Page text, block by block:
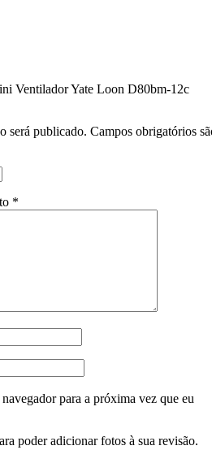
Ventilador Yate Loon D80bm-12c
será publicado. Campos obrigatórios
*
para a próxima vez que eu
poder adicionar fotos à sua revisão.